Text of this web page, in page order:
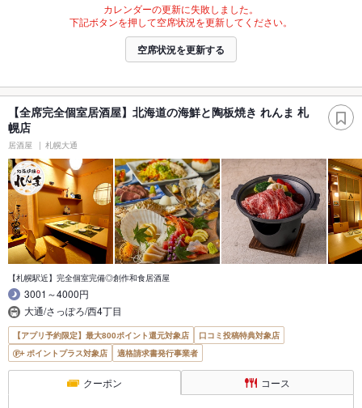
カレンダーの更新に失敗しました。
下記ボタンを押して空席状況を更新してください。
空席状況を更新する
【全席完全個室居酒屋】北海道の海鮮と陶板焼き れんま 札
幌店
居酒屋 札幌大通
【札幌駅近】完全個室完備◎創作和食居酒屋
3001～4000円
大通/さっぽろ/西4丁目
【アプリ予約限定】最大800ポイント還元対象店
口コミ投稿特典対象店
ポイントプラス対象店
適格請求書発行事業者
クーポン コース